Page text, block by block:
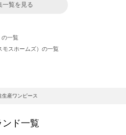
一覧を見る
の一覧
モスホームズ）の一覧
イサマンサモスモス）の一覧
ブルー）の一覧
生産ワンピース
ンド一覧